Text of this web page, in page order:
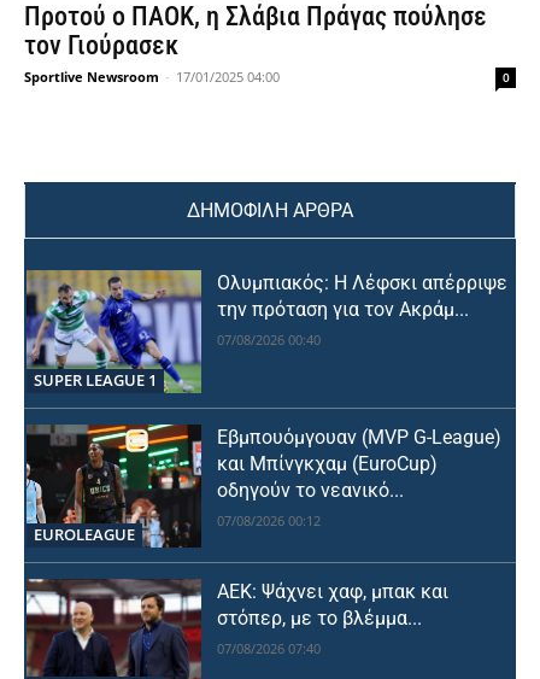
Προτού ο ΠΑΟΚ, η Σλάβια Πράγας πούλησε
τον Γιούρασεκ
Sportlive Newsroom - 17/01/2025 04:00 0
ΔΗΜΟΦΙΛΗ ΑΡΘΡΑ
SUPER LEAGUE 1
Ολυμπιακός: Η Λέφσκι απέρριψε
την πρόταση για τον Ακράμ...
07/08/2026 00:40
EUROLEAGUE
Εβμπουόμγουαν (MVP G-League)
και Μπίνγκχαμ (EuroCup)
οδηγούν το νεανικό...
07/08/2026 00:12
ΑΕΚ: Ψάχνει χαφ, μπακ και
στόπερ, με το βλέμμα...
07/08/2026 07:40